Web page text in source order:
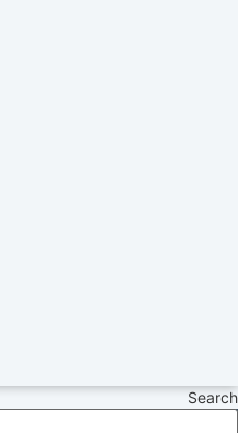
Search